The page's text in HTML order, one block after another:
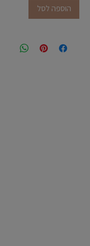
הוספה לסל